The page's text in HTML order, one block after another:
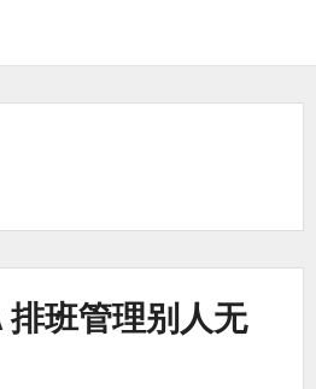
班管理别人无